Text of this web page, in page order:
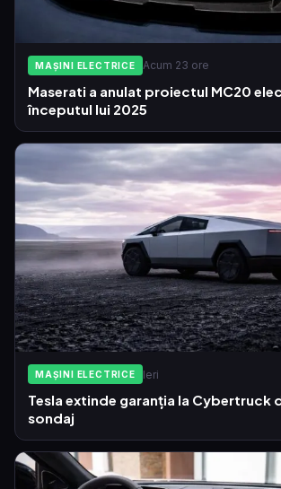
MAȘINI ELECTRICE Acum 23 ore
Maserati a anulat proiectul MC20
începutul lui 2025
MAȘINI ELECTRICE Ieri
Tesla extinde garanția la Cybertruck
sondaj